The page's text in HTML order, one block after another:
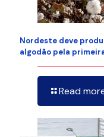
Nordeste deve
algodão pela
Read